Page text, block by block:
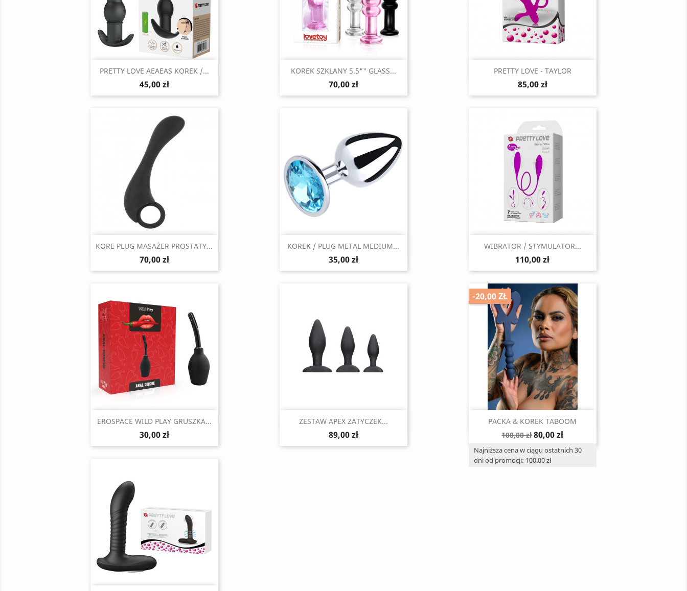
Szybki podgląd
PRETTY LOVE AEAEAS KOREK /...
45,00 zł
Szybki podgląd
KOREK SZKLANY 5.5"" GLASS...
70,00 zł
Szybki podgląd
PRETTY LOVE - TAYLOR
85,00 zł
Szybki podgląd
KORE PLUG MASAŻER PROSTATY...
70,00 zł
Szybki podgląd
KOREK / PLUG METAL MEDIUM...
35,00 zł
Szybki podgląd
WIBRATOR / STYMULATOR...
110,00 zł
Szybki podgląd
EROSPACE WILD PLAY GRUSZKA...
30,00 zł
Szybki podgląd
ZESTAW APEX ZATYCZEK...
89,00 zł
Szybki podgląd
PACKA & KOREK TABOOM
100,00 zł 80,00 zł
Najniższa cena w ciągu ostatnich 30
dni od promocji: 100.00 zł
-20,00 ZŁ